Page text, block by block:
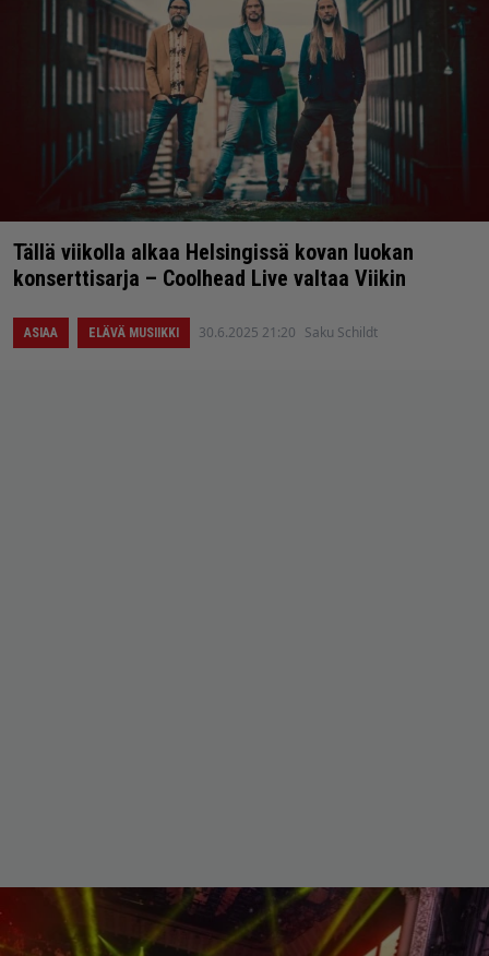
Tällä viikolla alkaa Helsingissä kovan luokan
konserttisarja – Coolhead Live valtaa Viikin
ASIAA ELÄVÄ MUSIIKKI 30.6.2025 21:20 Saku Schildt